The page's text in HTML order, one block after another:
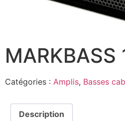
MARKBASS
Catégories : Amplis, Basses
Description